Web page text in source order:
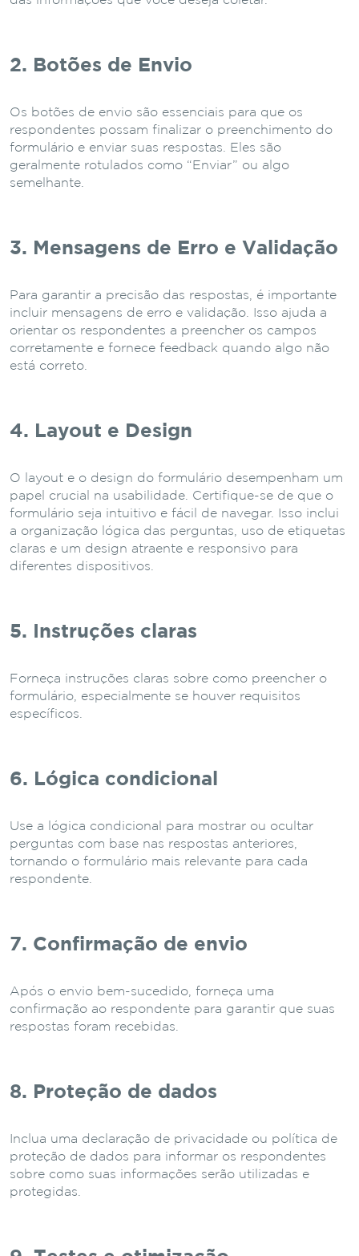
2. Botões de Envio
Os botões de envio são essenciais para que os
respondentes possam finalizar o preenchimento do
formulário e enviar suas respostas. Eles são
geralmente rotulados como “Enviar” ou algo
semelhante.
3. Mensagens de Erro e Validação
Para garantir a precisão das respostas, é importante
incluir mensagens de erro e validação. Isso ajuda a
orientar os respondentes a preencher os campos
corretamente e fornece feedback quando algo não
está correto.
4. Layout e Design
O layout e o design do formulário desempenham um
papel crucial na usabilidade. Certifique-se de que o
formulário seja intuitivo e fácil de navegar. Isso inclui
a organização lógica das perguntas, uso de etiquetas
claras e um design atraente e responsivo para
diferentes dispositivos.
5. Instruções claras
Forneça instruções claras sobre como preencher o
formulário, especialmente se houver requisitos
específicos.
6. Lógica condicional
Use a lógica condicional para mostrar ou ocultar
perguntas com base nas respostas anteriores,
tornando o formulário mais relevante para cada
respondente.
7. Confirmação de envio
Após o envio bem-sucedido, forneça uma
confirmação ao respondente para garantir que suas
respostas foram recebidas.
8. Proteção de dados
Inclua uma declaração de privacidade ou política de
proteção de dados para informar os respondentes
sobre como suas informações serão utilizadas e
protegidas.